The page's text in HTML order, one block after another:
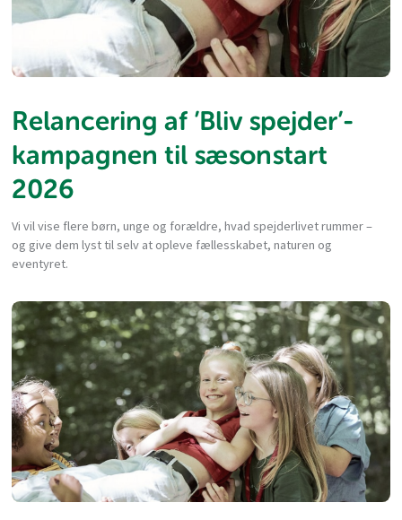
Relancering af ’Bliv spejder’-
kampagnen til sæsonstart
2026
Vi vil vise flere børn, unge og forældre, hvad spejderlivet rummer –
og give dem lyst til selv at opleve fællesskabet, naturen og
eventyret.